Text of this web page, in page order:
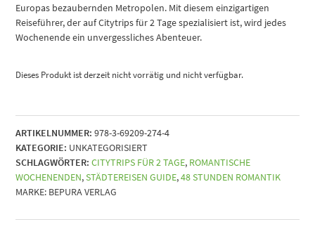
Europas bezaubernden Metropolen. Mit diesem einzigartigen
Reiseführer, der auf Citytrips für 2 Tage spezialisiert ist, wird jedes
Wochenende ein unvergessliches Abenteuer.
Dieses Produkt ist derzeit nicht vorrätig und nicht verfügbar.
ARTIKELNUMMER: 978-3-69209-274-4
KATEGORIE: UNKATEGORISIERT
SCHLAGWÖRTER: CITYTRIPS FÜR 2 TAGE, ROMANTISCHE
WOCHENENDEN,STÄDTEREISEN GUIDE,48 STUNDEN ROMANTIK
MARKE: BEPURA VERLAG